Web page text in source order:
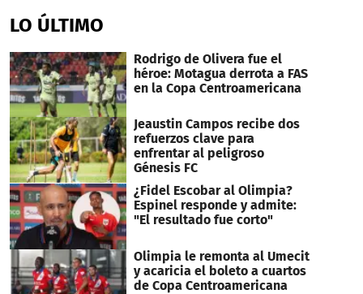
of
23
LO ÚLTIMO
Rodrigo de Olivera fue el
héroe: Motagua derrota a FAS
en la Copa Centroamericana
Jeaustin Campos recibe dos
refuerzos clave para
enfrentar al peligroso
Génesis FC
¿Fidel Escobar al Olimpia?
Espinel responde y admite:
"El resultado fue corto"
Olimpia le remonta al Umecit
y acaricia el boleto a cuartos
de Copa Centroamericana